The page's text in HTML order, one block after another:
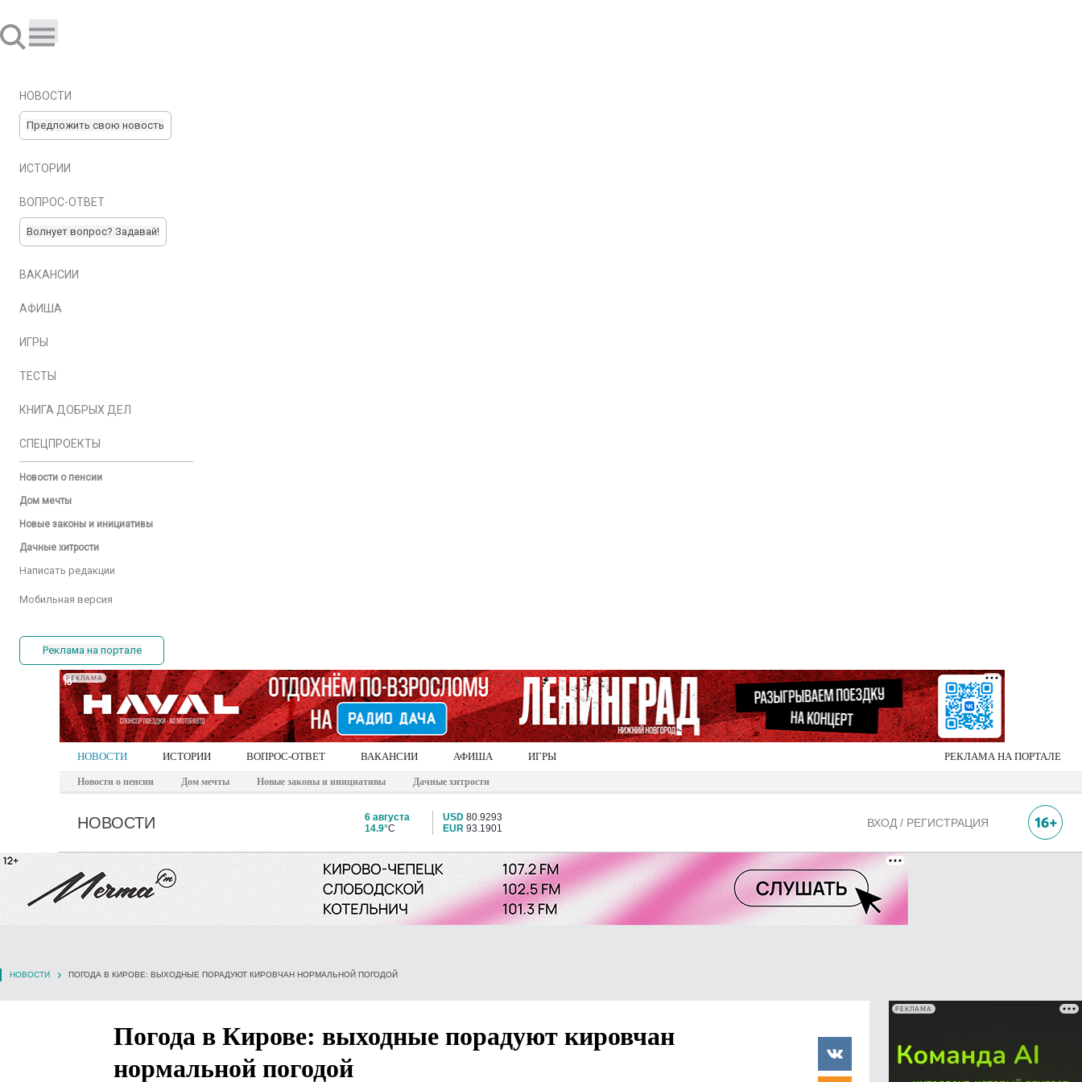
НОВОСТИ
Предложить свою новость
ИСТОРИИ
ВОПРОС-ОТВЕТ
Волнует вопрос? Задавай!
ВАКАНСИИ
АФИША
ИГРЫ
ТЕСТЫ
КНИГА ДОБРЫХ ДЕЛ
СПЕЦПРОЕКТЫ
Новости о пенсии
Дом мечты
Новые законы и инициативы
Дачные хитрости
Написать редакции
Мобильная версия
Реклама на портале
РЕКЛАМА
НОВОСТИ ИСТОРИИ ВОПРОС-ОТВЕТ ВАКАНСИИ АФИША ИГРЫ РЕКЛАМА НА ПОРТАЛЕ
Новости о пенсии Дом мечты Новые законы и инициативы Дачные хитрости
НОВОСТИ
6 августа
14.9°C
USD 80.9293
EUR 93.1901 ВХОД / РЕГИСТРАЦИЯ
НОВОСТИ ПОГОДА В КИРОВЕ: ВЫХОДНЫЕ ПОРАДУЮТ КИРОВЧАН НОРМАЛЬНОЙ ПОГОДОЙ
Погода в Кирове: выходные порадуют кировчан
нормальной погодой
РЕКЛАМА